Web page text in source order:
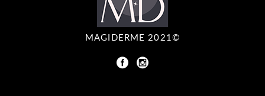
MAGIDERME 2021©